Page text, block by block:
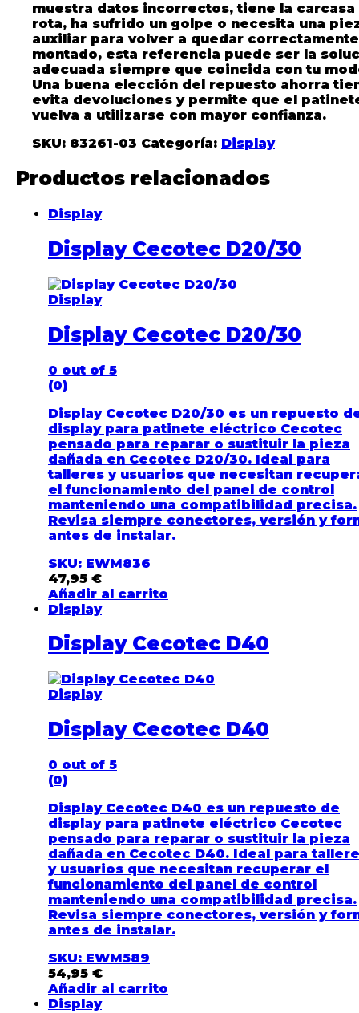
muestra datos incorrectos, tiene la carcasa
rota, ha sufrido un golpe o necesita una
auxiliar para volver a quedar correctamente
montado, esta referencia puede ser la
adecuada siempre que coincida con tu
Una buena elección del repuesto ahorra
evita devoluciones y permite que el
vuelva a utilizarse con mayor confianza.
SKU: 83261-03 Categoría: Display
Productos relacionados
Display
Display Cecotec D20/30
Display
Display Cecotec D20/30
0 out of 5
(0)
Display Cecotec D20/30 es un repuesto
display para patinete eléctrico Cecotec
pensado para reparar o sustituir la pieza
dañada en Cecotec D20/30. Ideal para
talleres y usuarios que necesitan
el funcionamiento del panel de control
manteniendo una compatibilidad precisa.
Revisa siempre conectores, versión y
antes de instalar.
SKU: EWM836
47,95 €
Añadir al carrito
Display
Display Cecotec D40
Display
Display Cecotec D40
0 out of 5
(0)
Display Cecotec D40 es un repuesto de
display para patinete eléctrico Cecotec
pensado para reparar o sustituir la pieza
dañada en Cecotec D40. Ideal para
y usuarios que necesitan recuperar el
funcionamiento del panel de control
manteniendo una compatibilidad precisa.
Revisa siempre conectores, versión y
antes de instalar.
SKU: EWM589
54,95 €
Añadir al carrito
Display